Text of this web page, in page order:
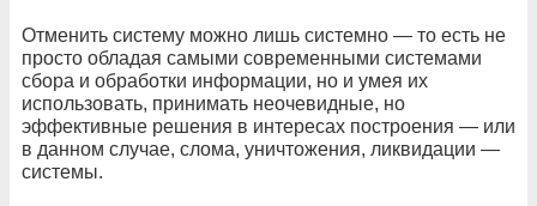
Отменить систему можно лишь системно — то есть не
просто обладая самыми современными системами
сбора и обработки информации, но и умея их
использовать, принимать неочевидные, но
эффективные решения в интересах построения — или
в данном случае, слома, уничтожения, ликвидации —
системы.